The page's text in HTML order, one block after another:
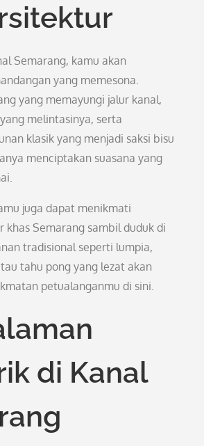
Semarang, kamu akan
yang memesona.
yang memayungi jalur kanal,
melintasinya, serta
klasik yang menjadi saksi bisu
menciptakan suasana yang
juga dapat menikmati
khas Semarang sambil duduk di
tradisional seperti lumpia,
tahu pong yang lezat akan
petualanganmu di sini.
di Kanal